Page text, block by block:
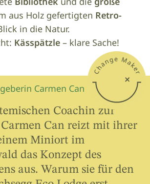
aus Holz gefertigten Retro-
in die Natur.
Kässpätzle – klare Sache!
Coachin zur
Can reizt mit ihrer
Miniort im
das Konzept des
aus. Warum sie für den